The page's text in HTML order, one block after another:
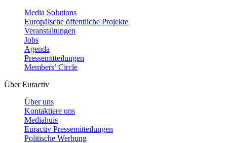
Media Solutions
Europäische öffentliche Projekte
Veranstaltungen
Jobs
Agenda
Pressemitteilungen
Members’ Circle
Über Euractiv
Über uns
Kontaktiere uns
Mediahuis
Euractiv Pressemitteilungen
Politische Werbung